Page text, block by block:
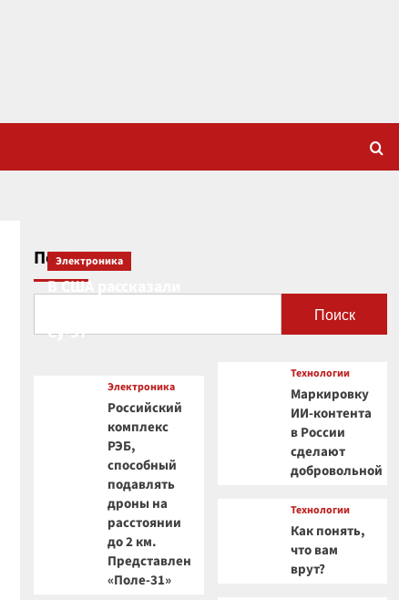
Поиск
Поиск
Электроника
В США рассказали
Су-57
Электроника
Российский
комплекс
РЭБ,
способный
подавлять
дроны на
расстоянии
до 2 км.
Представлен
«Поле-31»
Технологии
Маркировку
ИИ-контента
в России
сделают
добровольной
Технологии
Как понять,
что вам
врут?